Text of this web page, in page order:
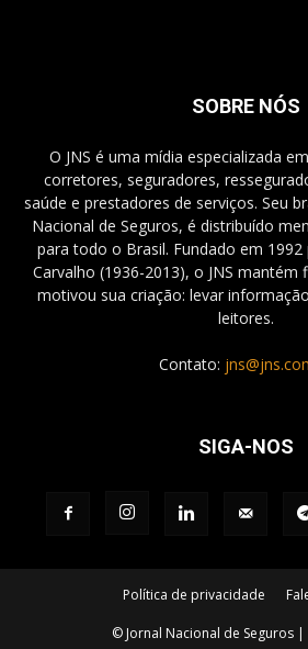
SOBRE NÓS
O JNS é uma mídia especializada
corretores, seguradores,
saúde e prestadores de serviços. Seu
Nacional de Seguros, é distribuído
para todo o Brasil. Fundado em
Carvalho (1936-2013), o JNS
motivou sua criação: levar
leitores.
Contato:
SIGA-NOS
Política de privacidade
© Jornal Nacional de Seguros